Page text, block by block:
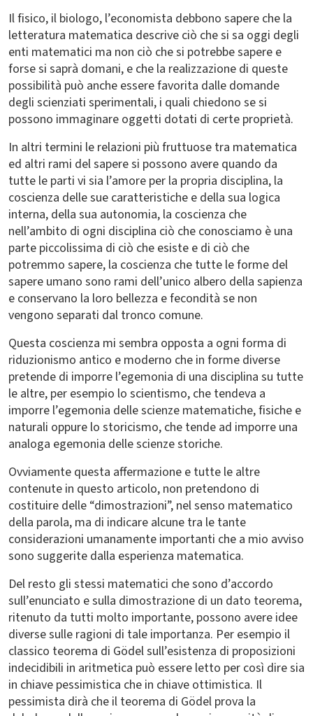
Il fisico, il biologo, l’economista debbono sapere che la
letteratura matematica descrive ciò che si sa oggi degli
enti matematici ma non ciò che si potrebbe sapere e
forse si saprà domani, e che la realizzazione di queste
possibilità può anche essere favorita dalle domande
degli scienziati sperimentali, i quali chiedono se si
possono immaginare oggetti dotati di certe proprietà.
In altri termini le relazioni più fruttuose tra matematica
ed altri rami del sapere si possono avere quando da
tutte le parti vi sia l’amore per la propria disciplina, la
coscienza delle sue caratteristiche e della sua logica
interna, della sua autonomia, la coscienza che
nell’ambito di ogni disciplina ciò che conosciamo è una
parte piccolissima di ciò che esiste e di ciò che
potremmo sapere, la coscienza che tutte le forme del
sapere umano sono rami dell’unico albero della sapienza
e conservano la loro bellezza e fecondità se non
vengono separati dal tronco comune.
Questa coscienza mi sembra opposta a ogni forma di
riduzionismo antico e moderno che in forme diverse
pretende di imporre l’egemonia di una disciplina su tutte
le altre, per esempio lo scientismo, che tendeva a
imporre l’egemonia delle scienze matematiche, fisiche e
naturali oppure lo storicismo, che tende ad imporre una
analoga egemonia delle scienze storiche.
Ovviamente questa affermazione e tutte le altre
contenute in questo articolo, non pretendono di
costituire delle “dimostrazioni”, nel senso matematico
della parola, ma di indicare alcune tra le tante
considerazioni umanamente importanti che a mio avviso
sono suggerite dalla esperienza matematica.
Del resto gli stessi matematici che sono d’accordo
sull’enunciato e sulla dimostrazione di un dato teorema,
ritenuto da tutti molto importante, possono avere idee
diverse sulle ragioni di tale importanza. Per esempio il
classico teorema di Gödel sull’esistenza di proposizioni
indecidibili in aritmetica può essere letto per così dire sia
in chiave pessimistica che in chiave ottimistica. Il
pessimista dirà che il teorema di Gödel prova la